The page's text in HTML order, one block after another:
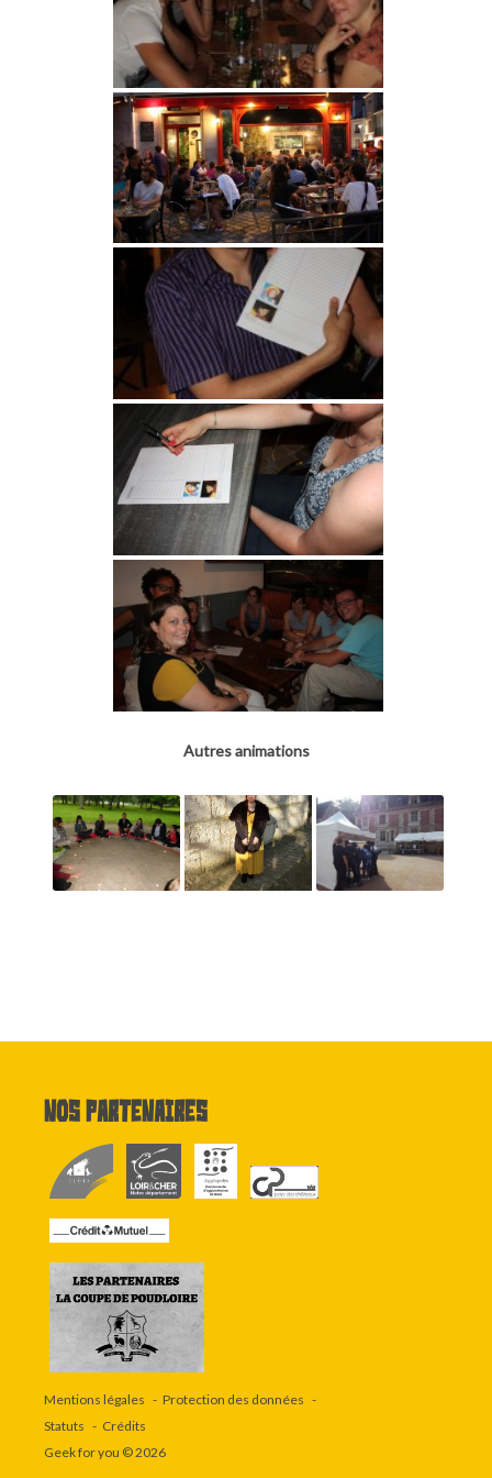
Autres animations
Nos partenaires
Mentions légales
Protection des données
Statuts
Crédits
Geek for you © 2026